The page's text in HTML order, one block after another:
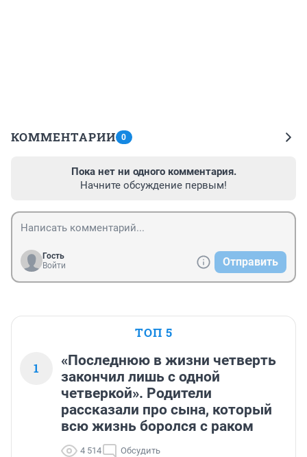
КОММЕНТАРИИ 0
Пока нет ни одного комментария.
Начните обсуждение первым!
Гость
Войти
Отправить
ТОП 5
1
«Последнюю в жизни четверть
закончил лишь с одной
четверкой». Родители
рассказали про сына, который
всю жизнь боролся с раком
4 514 Обсудить